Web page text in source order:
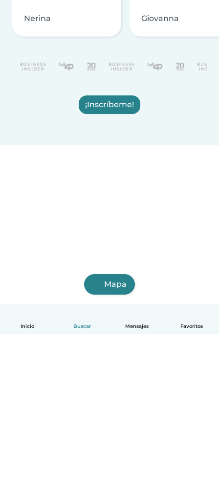
Inicio Buscar Mensajes Favoritos
Nerina Giovanna
¡Inscríbeme!
Mapa